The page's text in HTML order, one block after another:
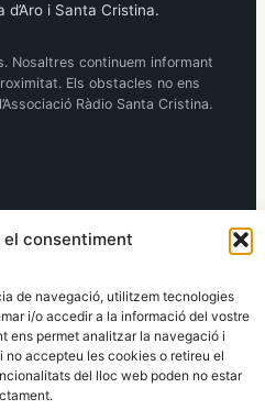
el consentiment
de navegació, utilitzem tecnologies
i/o accedir a la informació del vostre
ens permet analitzar la navegació i
no accepteu les cookies o retireu el
del lloc web poden no estar
i Santa Cristina.
Nosaltres continuem informant
Els obstacles no ens
Ràdio Santa Cristina.